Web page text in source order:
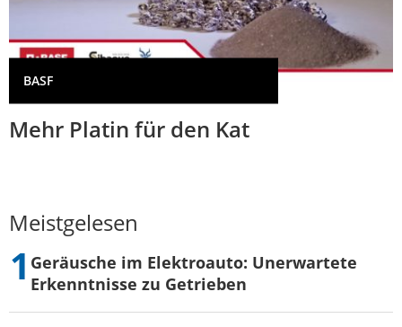
BASF
Mehr Platin für den Kat
Meistgelesen
Geräusche im Elektroauto: Unerwartete
Erkenntnisse zu Getrieben